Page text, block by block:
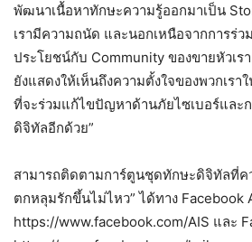
พัฒนาเนื้อหาทักษะความรู้ออกมาเป็น
เรามีความถนัด และนอกเหนือจากการร่
ประโยชน์กับ Community ของขายหัวเร
ยังแสดงให้เห็นถึงความตั้งใจของพวกเรา
ที่จะร่วมแก้ไขปัญหาด้านภัยไซเบอร์และ
ดิจิทัลอีกด้วย”
สามารถติดตามการ์ตูนชุดทักษะดิจิทัลที่คว
ตกหลุมรักขึ้นไม่ไหว” ได้ทาง Facebook
https://www.facebook.com/AIS และ